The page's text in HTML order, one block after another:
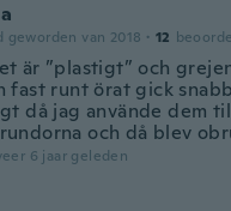
geworden van 2018 · 12
är ”plastigt” och
fast runt örat gick
då jag använde dem
och då blev
6 jaar geleden